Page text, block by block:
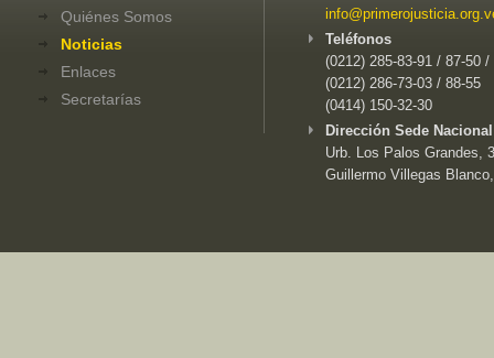
Quiénes Somos
Noticias
Enlaces
Secretarías
Teléfonos
(0212) 285-83-91 / 87-50 /
(0212) 286-73-03 / 88-55
(0414) 150-32-30
Dirección Sede
Urb. Los Palos Grandes,
Guillermo Villegas